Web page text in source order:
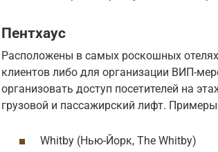
Пентхаус
Расположены в самых роскошных
клиентов либо для организации ВИП-
организовать доступ посетителей на
грузовой и пассажирский лифт.
Whitby (Нью-Йорк, The Whitby)